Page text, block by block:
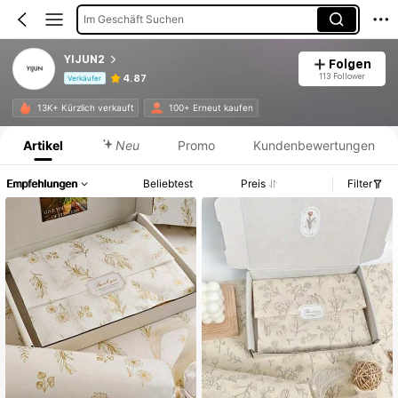
Im Geschäft Suchen
YIJUN2
Verkäufer 4.87
Folgen
113 Follower
13K+ Kürzlich verkauft 100+ Erneut kaufen
Produktinformation: Preisangabe, Verkaufs- und Lagerbestandsdetails.
Artikel Neu Promo Kundenbewertungen
Empfehlungen Beliebtest Preis Filter